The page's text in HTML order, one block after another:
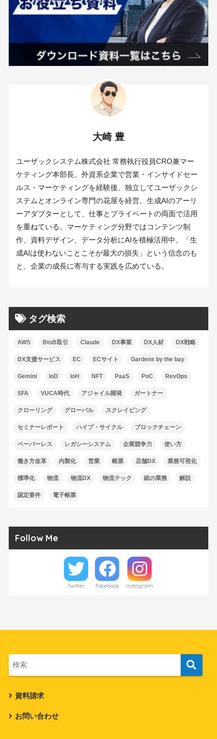
大崎 豊
ユーザックシステム株式会社 常務執行役員CRO兼マー
ケティング本部長。外資系企業で営業・インサイドセー
ルス・マーケティングを経験後、独立してユーザックシ
ステムとオンライン専門の花屋を経営。生成AIのアーリ
ーアダプターとして、仕事とプライベートの両面で活用
を重ねている。マーケティング分野ではコンテンツ制
作、資料デザイン、データ分析にAIを積極活用中。「生
成AIは使わないことこそが最大の損失」という信念のも
と、企業の成長に寄与する実践を広めている。
タグ検索
AWS BtoB取引 Claude DX事業 DX人材 DX戦略
DX支援サービス EC ECサイト Gardens by the bay
Gemini IoD IoH NFT PaaS PoC RevOps
SFA VUCA時代 アジャイル開発 ガートナー
クローリング グローバル スクレイピング
セミナーレポート ハイプ・サイクル ブロックチェーン
ペーパーレス レガシーシステム 企業競争力 使い方
働き方改革 内製化 営業 帳票 店舗DX 業務可視化
標準化 物流 物流DX 物流テック 紙の業務 解説
認定要件 電子帳票
Follow Me
Twitter Facebook Instagram
資料請求
お問い合わせ